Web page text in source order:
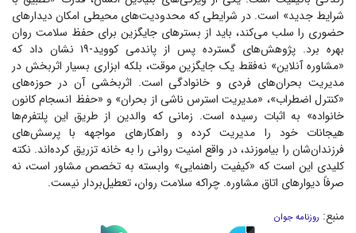
شرایط جدید» است. در شرایطی که محدودیت‌های محیطی امکان دیدار‌های
حضوری را سلب می‌کند، باید از بستر‌های جایگزین برای حفظ سلامت روان
بهره برد. پژوهش‌های گسترده پس از پاندمی کووید-۱۹ نشان داد که
«مشاوره آنلاین» نه‌فقط یک جایگزین موقت، بلکه ابزاری بسیار اثربخش در
مدیریت بحران‌های فردی و خانوادگی است. اثربخشی آن در حوزه‌های
«کنترل اضطراب»، «مدیریت استرس ناشی از بحران» و «حفظ انسجام کانون
خانواده» به اثبات رسیده است. زمانی که والدین از طریق این پلتفرم‌ها
هیجانات خود را مدیریت کرده و راهکار‌های مواجهه با پرسش‌های
فرزندان‌شان را بیاموزند، در واقع امنیت روانی را به خانه تزریق کرده‌اند. نکته
کلیدی این است که «کیفیت راهنمایی» وابسته به تخصص مشاور است، نه
صرفاً دیوار‌های اتاق مشاوره. چراکه سلامت روان، تعطیل‌بردار نیست.
منبع: روزنامه جوان